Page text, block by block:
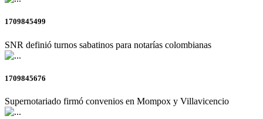
1709845499
SNR definió turnos sabatinos para notarías colombianas
1709845676
Supernotariado firmó convenios en Mompox y Villavicencio